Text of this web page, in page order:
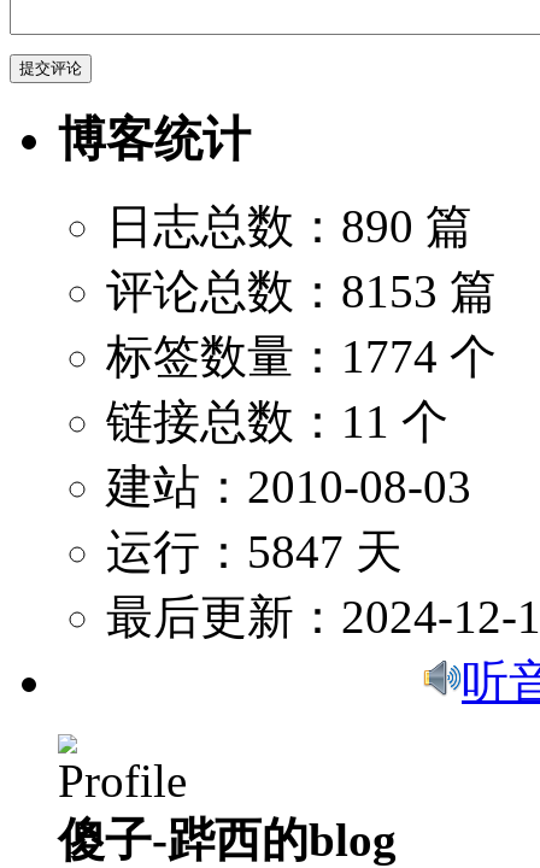
博客统计
日志总数：890 篇
评论总数：8153 篇
标签数量：1774 个
链接总数：11 个
建站：2010-08-03
运行：5847 天
最后更新：2024-12-
听
傻子-跸西的blog